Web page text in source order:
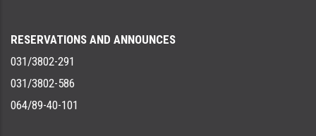
RESERVATIONS AND ANNOUNCES
031/3802-291
031/3802-586
064/89-40-101